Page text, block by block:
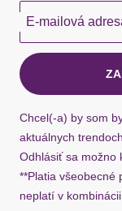
E-mailová
Chcel(-a) by som
aktuálnych
Odhlásiť sa možno
**Platia všeobecné
neplatí v